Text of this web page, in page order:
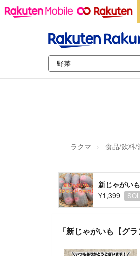
ラクマ 食品/飲料/
新じゃがい
¥1,399
「新じゃがいも【グ